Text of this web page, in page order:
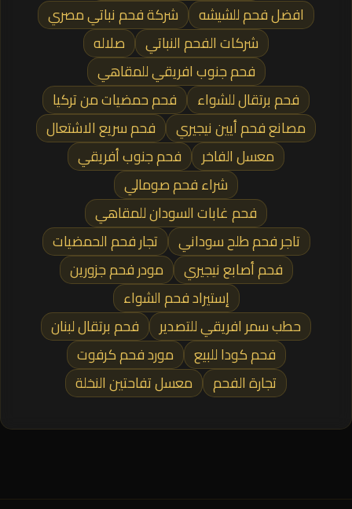
افضل فحم للشيشه
شركة فحم نباتي مصري
شركات الفحم النباتي
صلاله
فحم جنوب افريقي للمقاهي
فحم برتقال للشواء
فحم حمضيات من تركيا
مصانع فحم أيين نيجيري
فحم سريع الاشتعال
معسل الفاخر
فحم جنوب أفريقي
شراء فحم صومالي
فحم غابات السودان للمقاهي
تاجر فحم طلح سوداني
تجار فحم الحمضيات
فحم أصابع نيجيري
مودر فحم جزورين
إستيراد فحم الشواء
حطب سمر افريقي للتصدير
فحم برتقال لبنان
فحم كودا للبيع
مورد فحم كرفوت
تجارة الفحم
معسل تفاحتين النخلة